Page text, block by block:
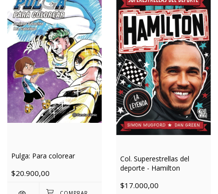
Pulga: Para colorear
$20.900,00
Col. Superestrellas del
deporte - Hamilton
$17.000,00